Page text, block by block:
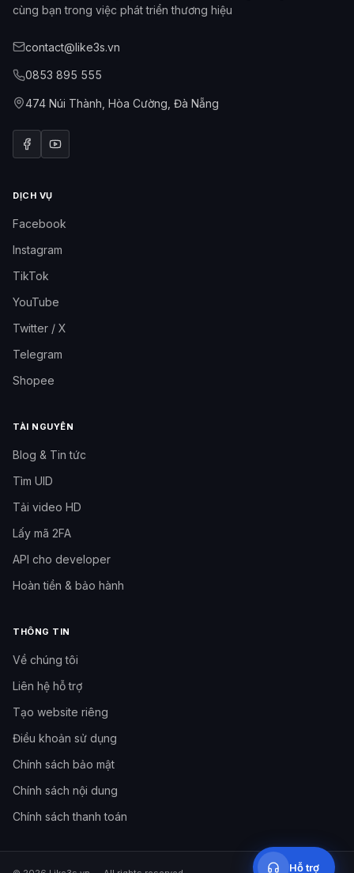
Hỗ trợ
cùng bạn trong việc phát triển thương hiệu
contact@like3s.vn
0853 895 555
474 Núi Thành, Hòa Cường, Đà Nẵng
DỊCH VỤ
Facebook
Instagram
TikTok
YouTube
Twitter / X
Telegram
Shopee
TÀI NGUYÊN
Blog & Tin tức
Tìm UID
Tải video HD
Lấy mã 2FA
API cho developer
Hoàn tiền & bảo hành
THÔNG TIN
Về chúng tôi
Liên hệ hỗ trợ
Tạo website riêng
Điều khoản sử dụng
Chính sách bảo mật
Chính sách nội dung
Chính sách thanh toán